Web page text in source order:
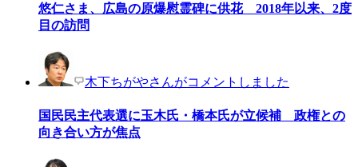
悠仁さま、広島の原爆慰霊碑に供花 2018年以来、2度
目の訪問
木下ちがやさんがコメントしました
国民民主代表選に玉木氏・橋本氏が立候補 政権との
向き合い方が焦点